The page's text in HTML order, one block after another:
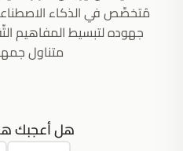
مُتخصِّص في الذكاء
جهوده لتبسيط المفاهيم
متناول
هل أعجبك